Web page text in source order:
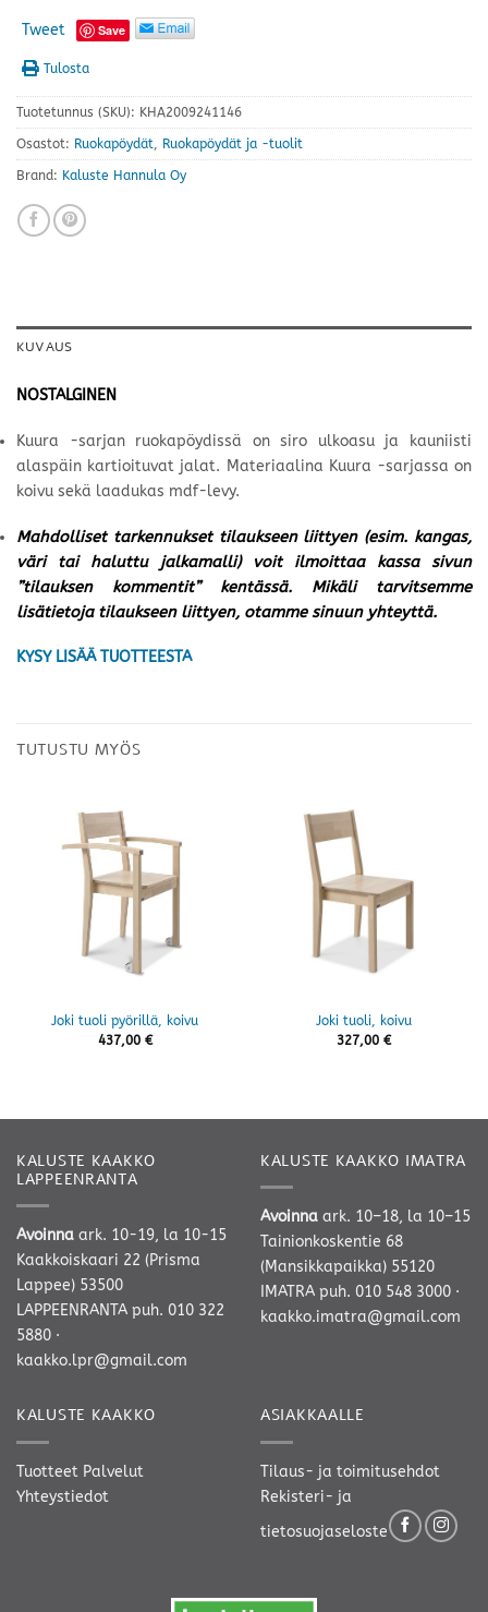
Tweet Save
Tulosta
Tuotetunnus (SKU): KHA2009241146
Osastot: Ruokapöydät, Ruokapöydät ja -tuolit
Brand: Kaluste Hannula Oy
KUVAUS
NOSTALGINEN
Kuura -sarjan ruokapöydissä on siro ulkoasu ja kauniisti
alaspäin kartioituvat jalat. Materiaalina Kuura -sarjassa on
koivu sekä laadukas mdf-levy.
Mahdolliset tarkennukset tilaukseen liittyen (esim. kangas,
väri tai haluttu jalkamalli) voit ilmoittaa kassa sivun
”tilauksen kommentit” kentässä. Mikäli tarvitsemme
lisätietoja tilaukseen liittyen, otamme sinuun yhteyttä.
KYSY LISÄÄ TUOTTEESTA
TUTUSTU MYÖS
Joki tuoli pyörillä, koivu
437,00 €
Joki tuoli, koivu
327,00 €
KALUSTE KAAKKO
LAPPEENRANTA
Avoinna ark. 10-19, la 10-15
Kaakkoiskaari 22 (Prisma
Lappee) 53500
LAPPEENRANTA puh. 010 322
5880 ·
kaakko.lpr@gmail.com
KALUSTE KAAKKO IMATRA
Avoinna ark. 10–18, la 10–15
Tainionkoskentie 68
(Mansikkapaikka) 55120
IMATRA puh. 010 548 3000 ·
kaakko.imatra@gmail.com
KALUSTE KAAKKO
Tuotteet Palvelut
Yhteystiedot
ASIAKKAALLE
Tilaus- ja toimitusehdot
Rekisteri- ja
tietosuojaseloste